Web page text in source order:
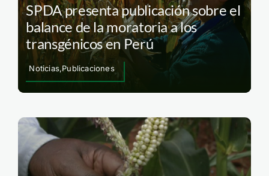
SPDA presenta publicación sobre el
balance de la moratoria a los
transgénicos en Perú
Noticias,Publicaciones